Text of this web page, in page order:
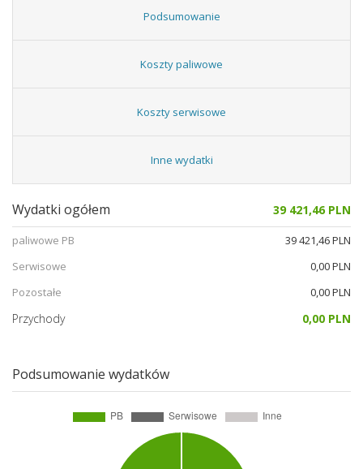
Podsumowanie
Koszty paliwowe
Koszty serwisowe
Inne wydatki
Wydatki ogółem 39 421,46 PLN
paliwowe PB
39 421,46 PLN
Serwisowe
0,00 PLN
Pozostałe
0,00 PLN
Przychody 0,00 PLN
Podsumowanie wydatków